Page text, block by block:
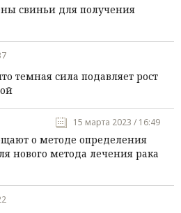
свиньи для получения
темная сила подавляет рост
15 марта 2023 / 16:49
о методе определения
нового метода лечения рака